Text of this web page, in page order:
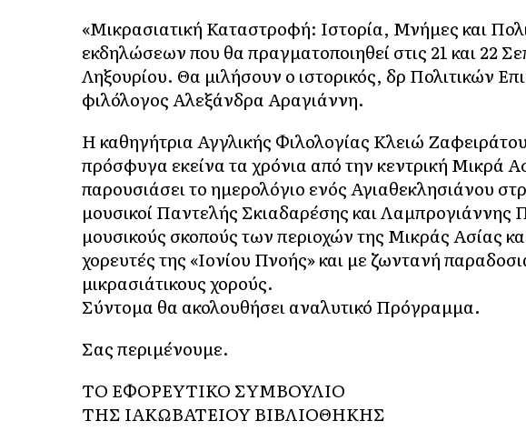
«Μικρασιατική Καταστροφή: Ιστορία, Μνήμες και
εκδηλώσεων που θα πραγματοποιηθεί στις 21 και 22
Ληξουρίου. Θα μιλήσουν ο ιστορικός, δρ Πολιτικών
φιλόλογος Αλεξάνδρα Αραγιάννη.
Η καθηγήτρια Αγγλικής Φιλολογίας Κλειώ
πρόσφυγα εκείνα τα χρόνια από την κεντρική Μικρά
παρουσιάσει το ημερολόγιο ενός Αγιαθεκλησιάνου
μουσικοί Παντελής Σκιαδαρέσης και
μουσικούς σκοπούς των περιοχών της Μικράς Ασίας
χορευτές της «Ιονίου Πνοής» και με ζωντανή
μικρασιάτικους χορούς.
Σύντομα θα ακολουθήσει αναλυτικό Πρόγραμμα.
Σας περιμένουμε.
ΤΟ ΕΦΟΡΕΥΤΙΚΟ ΣΥΜΒΟΥΛΙΟ
ΤΗΣ ΙΑΚΩΒΑΤΕΙΟΥ ΒΙΒΛΙΟΘΗΚΗΣ